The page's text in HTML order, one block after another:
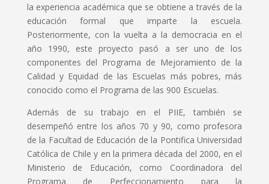
la experiencia académica que se obtiene a través de la
educación formal que imparte la escuela.
Posteriormente, con la vuelta a la democracia en el
año 1990, este proyecto pasó a ser uno de los
componentes del Programa de Mejoramiento de la
Calidad y Equidad de las Escuelas más pobres, más
conocido como el Programa de las 900 Escuelas.
Además de su trabajo en el PIIE, también se
desempeñó entre los años 70 y 90, como profesora
de la Facultad de Educación de la Pontifica Universidad
Católica de Chile y en la primera década del 2000, en el
Ministerio de Educación, como Coordinadora del
Programa de Perfeccionamiento para la